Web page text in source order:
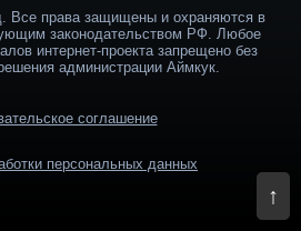
↑
Все права защищены и охраняются в
законодательством РФ. Любое
интернет-проекта запрещено без
администрации Аймкук.
соглашение
персональных данных